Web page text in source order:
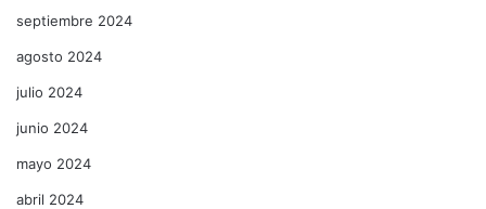
septiembre 2024
agosto 2024
julio 2024
junio 2024
mayo 2024
abril 2024